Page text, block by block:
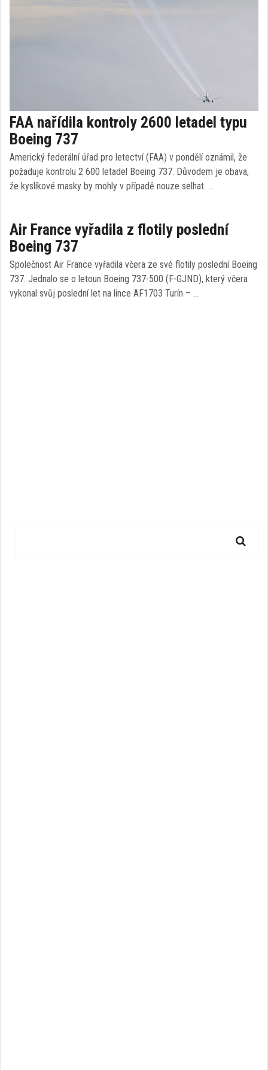
FAA nařídila kontroly 2600 letadel typu
Boeing 737
Americký federální úřad pro letectví (FAA) v pondělí oznámil, že
požaduje kontrolu 2 600 letadel Boeing 737. Důvodem je obava,
že kyslíkové masky by mohly v případě nouze selhat. …
Air France vyřadila z flotily poslední
Boeing 737
Společnost Air France vyřadila včera ze své flotily poslední Boeing
737. Jednalo se o letoun Boeing 737-500 (F-GJND), který včera
vykonal svůj poslední let na lince AF1703 Turín – …